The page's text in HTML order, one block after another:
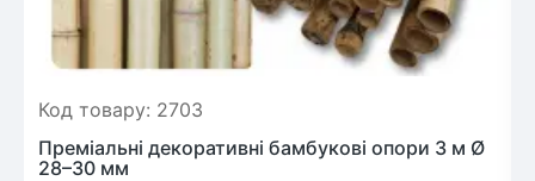
Код товару: 2703
Преміальні декоративні бамбукові опори 3 м Ø
28–30 мм